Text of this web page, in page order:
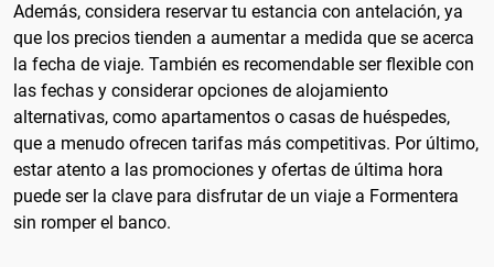
Además, considera reservar tu estancia con antelación, ya
que los precios tienden a aumentar a medida que se acerca
la fecha de viaje. También es recomendable ser flexible con
las fechas y considerar opciones de alojamiento
alternativas, como apartamentos o casas de huéspedes,
que a menudo ofrecen tarifas más competitivas. Por último,
estar atento a las promociones y ofertas de última hora
puede ser la clave para disfrutar de un viaje a Formentera
sin romper el banco.